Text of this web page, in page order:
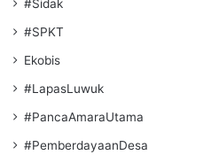
#Sidak
#SPKT
Ekobis
#LapasLuwuk
#PancaAmaraUtama
#PemberdayaanDesa